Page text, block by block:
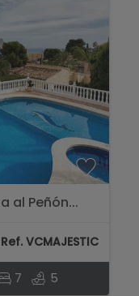
al Peñón...
Ref. VCMAJESTIC
7 5